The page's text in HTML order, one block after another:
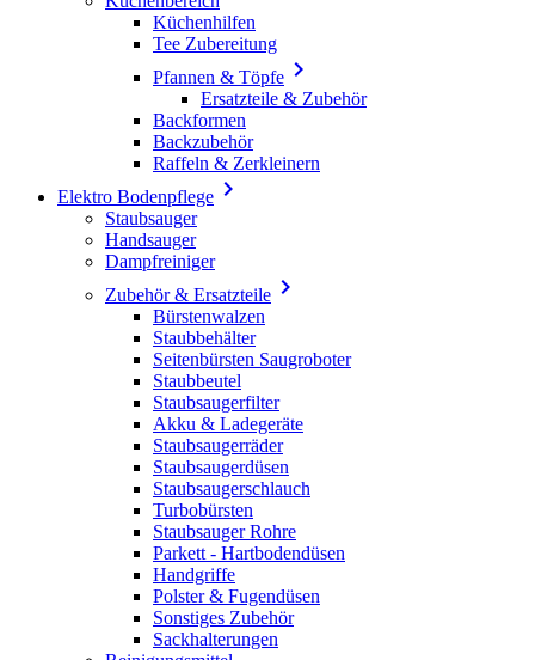
Küchenhilfen
Tee Zubereitung
Pfannen & Töpfe 
Ersatzteile & Zubehör
Backformen
Backzubehör
Raffeln & Zerkleinern
Elektro Bodenpflege 
Staubsauger
Handsauger
Dampfreiniger
Zubehör & Ersatzteile 
Bürstenwalzen
Staubbehälter
Seitenbürsten Saugroboter
Staubbeutel
Staubsaugerfilter
Akku & Ladegeräte
Staubsaugerräder
Staubsaugerdüsen
Staubsaugerschlauch
Turbobürsten
Staubsauger Rohre
Parkett - Hartbodendüsen
Handgriffe
Polster & Fugendüsen
Sonstiges Zubehör
Sackhalterungen